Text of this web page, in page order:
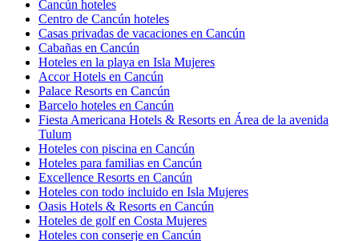
Cancún hoteles
Centro de Cancún hoteles
Casas privadas de vacaciones en Cancún
Cabañas en Cancún
Hoteles en la playa en Isla Mujeres
Accor Hotels en Cancún
Palace Resorts en Cancún
Barcelo hoteles en Cancún
Fiesta Americana Hotels & Resorts en Área de la avenida
Tulum
Hoteles con piscina en Cancún
Hoteles para familias en Cancún
Excellence Resorts en Cancún
Hoteles con todo incluido en Isla Mujeres
Oasis Hotels & Resorts en Cancún
Hoteles de golf en Costa Mujeres
Hoteles con conserje en Cancún